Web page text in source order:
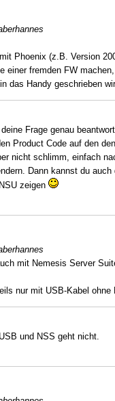
Phoenix (z.B. Version
einer fremden FW
das Handy geschrieben
Frage genau
Product Code auf den
nicht schlimm, einfach
Dann kannst du auch
zeigen
mit Nemesis Server
nur mit USB-Kabel ohne
und NSS geht nicht.